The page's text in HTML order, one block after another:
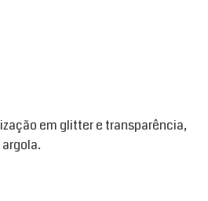
em glitter e transparência,